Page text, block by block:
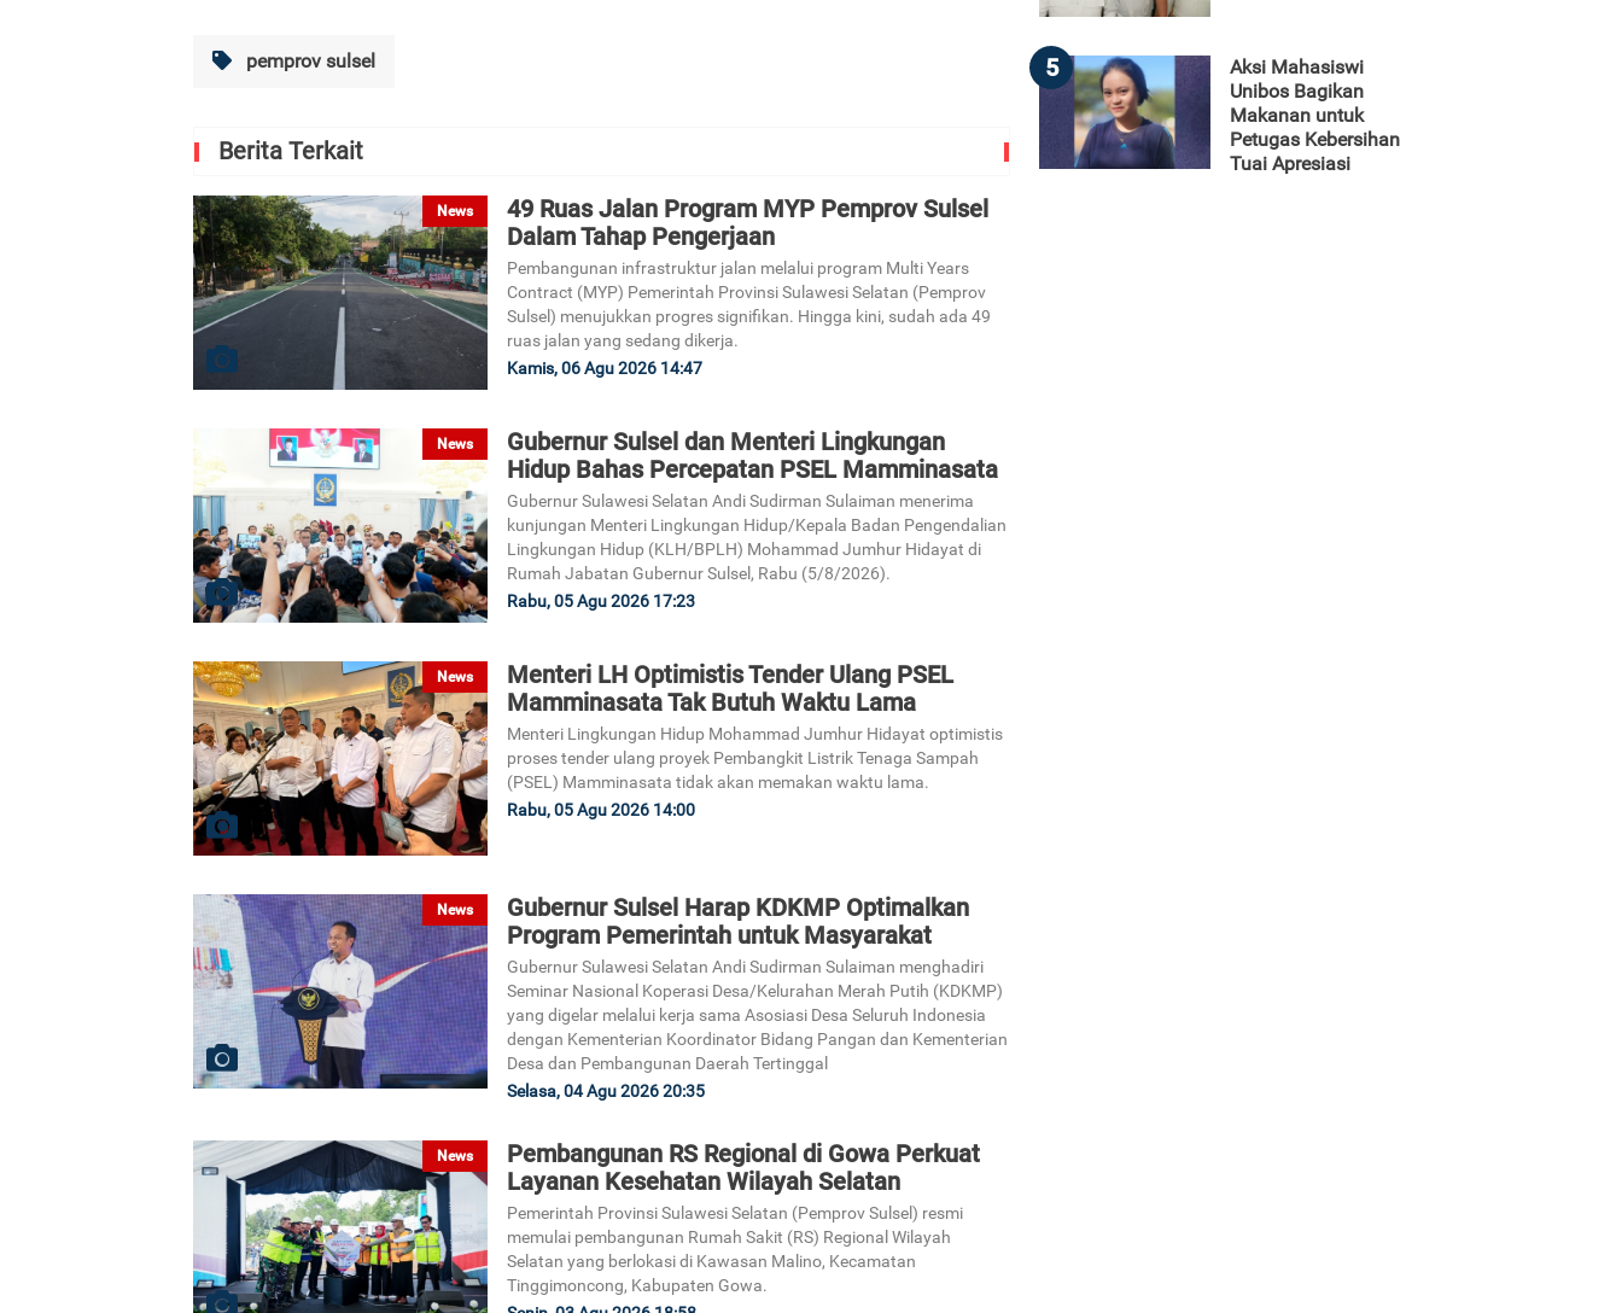
pemprov sulsel
Berita Terkait
News
49 Ruas Jalan Program MYP Pemprov Sulsel
Dalam Tahap Pengerjaan
Pembangunan infrastruktur jalan melalui program Multi Years
Contract (MYP) Pemerintah Provinsi Sulawesi Selatan (Pemprov
Sulsel) menujukkan progres signifikan. Hingga kini, sudah ada 49
ruas jalan yang sedang dikerja.
Kamis, 06 Agu 2026 14:47
News
Gubernur Sulsel dan Menteri Lingkungan
Hidup Bahas Percepatan PSEL Mamminasata
Gubernur Sulawesi Selatan Andi Sudirman Sulaiman menerima
kunjungan Menteri Lingkungan Hidup/Kepala Badan Pengendalian
Lingkungan Hidup (KLH/BPLH) Mohammad Jumhur Hidayat di
Rumah Jabatan Gubernur Sulsel, Rabu (5/8/2026).
Rabu, 05 Agu 2026 17:23
News
Menteri LH Optimistis Tender Ulang PSEL
Mamminasata Tak Butuh Waktu Lama
Menteri Lingkungan Hidup Mohammad Jumhur Hidayat optimistis
proses tender ulang proyek Pembangkit Listrik Tenaga Sampah
(PSEL) Mamminasata tidak akan memakan waktu lama.
Rabu, 05 Agu 2026 14:00
News
Gubernur Sulsel Harap KDKMP Optimalkan
Program Pemerintah untuk Masyarakat
Gubernur Sulawesi Selatan Andi Sudirman Sulaiman menghadiri
Seminar Nasional Koperasi Desa/Kelurahan Merah Putih (KDKMP)
yang digelar melalui kerja sama Asosiasi Desa Seluruh Indonesia
dengan Kementerian Koordinator Bidang Pangan dan Kementerian
Desa dan Pembangunan Daerah Tertinggal
Selasa, 04 Agu 2026 20:35
News
Pembangunan RS Regional di Gowa Perkuat
Layanan Kesehatan Wilayah Selatan
Pemerintah Provinsi Sulawesi Selatan (Pemprov Sulsel) resmi
memulai pembangunan Rumah Sakit (RS) Regional Wilayah
Selatan yang berlokasi di Kawasan Malino, Kecamatan
Tinggimoncong, Kabupaten Gowa.
5
Aksi Mahasiswi
Unibos Bagikan
Makanan untuk
Petugas Kebersihan
Tuai Apresiasi